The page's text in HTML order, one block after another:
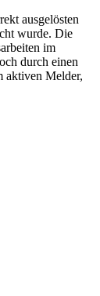
ausgelösten
wurde. Die
im
durch einen
aktiven Melder,